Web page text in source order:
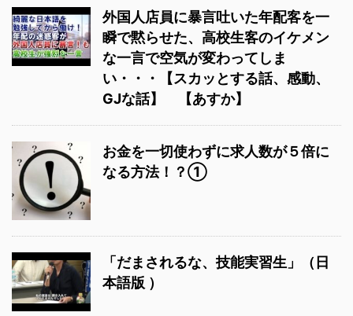
外国人店員に暴言吐いた年配客を一
瞬で黙らせた、高校生客のイケメン
な一言で空気が変わってしま
い・・・【スカッとする話、感動、
GJな話】 【あすか】
お金を一切使わずに求人数が５倍に
なる方法！？①
「だまされるな、技能実習生」（日
本語版 ）